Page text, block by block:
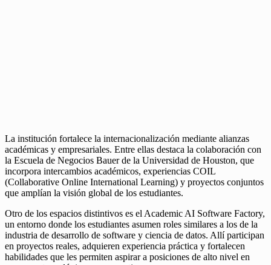
La institución fortalece la internacionalización mediante alianzas
académicas y empresariales. Entre ellas destaca la colaboración con
la Escuela de Negocios Bauer de la Universidad de Houston, que
incorpora intercambios académicos, experiencias COIL
(Collaborative Online International Learning) y proyectos conjuntos
que amplían la visión global de los estudiantes.
Otro de los espacios distintivos es el Academic AI Software Factory,
un entorno donde los estudiantes asumen roles similares a los de la
industria de desarrollo de software y ciencia de datos. Allí participan
en proyectos reales, adquieren experiencia práctica y fortalecen
habilidades que les permiten aspirar a posiciones de alto nivel en